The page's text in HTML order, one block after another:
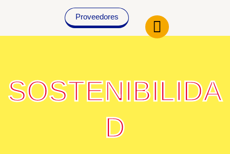
Proveedores
SOSTENIBILIDA
D